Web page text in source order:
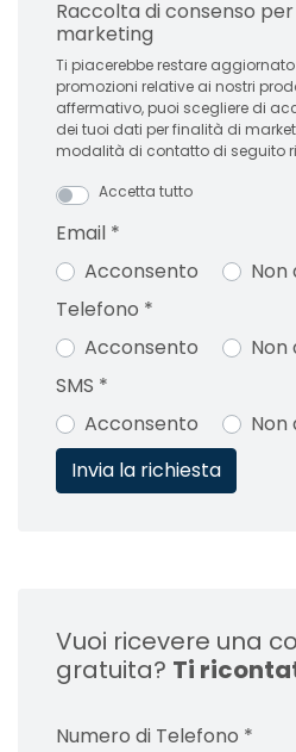
Raccolta di consenso
marketing
Ti piacerebbe restare aggiornato
promozioni relative ai nostri prodotti e
affermativo, puoi scegliere di
dei tuoi dati per finalità di
modalità di contatto di seguito
Accetta tutto
Email *
Acconsento
Non
Telefono *
Acconsento
Non
SMS *
Acconsento
Non
Vuoi ricevere una
gratuita? Ti
Numero di Telefono *